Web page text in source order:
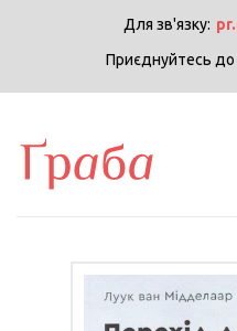
Для зв'язку:
Приєднуйтесь до